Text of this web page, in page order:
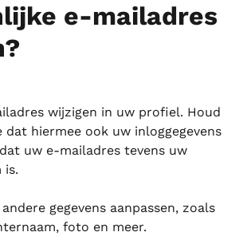
e-mailadres
wijzigen in uw profiel. Houd
dat hiermee ook uw inloggegevens
uw e-mailadres tevens uw
is.
gegevens aanpassen, zoals
foto en meer.